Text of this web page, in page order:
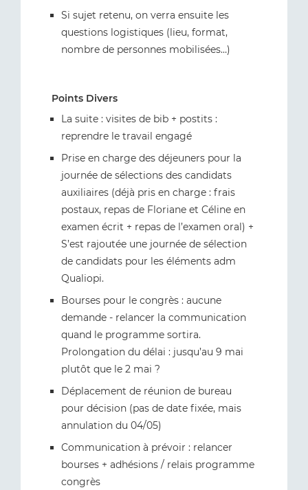
Si sujet retenu, on verra ensuite les
questions logistiques (lieu, format,
nombre de personnes mobilisées…)
Points Divers
La suite : visites de bib + postits :
reprendre le travail engagé
Prise en charge des déjeuners pour la
journée de sélections des candidats
auxiliaires (déjà pris en charge : frais
postaux, repas de Floriane et Céline en
examen écrit + repas de l’examen oral) +
S’est rajoutée une journée de sélection
de candidats pour les éléments adm
Qualiopi.
Bourses pour le congrès : aucune
demande - relancer la communication
quand le programme sortira.
Prolongation du délai : jusqu’au 9 mai
plutôt que le 2 mai ?
Déplacement de réunion de bureau
pour décision (pas de date fixée, mais
annulation du 04/05)
Communication à prévoir : relancer
bourses + adhésions / relais programme
congrès